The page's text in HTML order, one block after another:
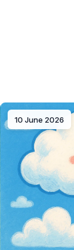
10 June 2026